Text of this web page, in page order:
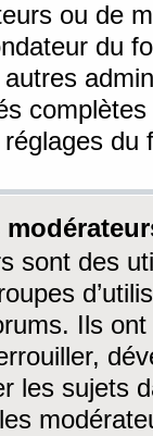
ou de
du
du
sont des
Ils ont
les sujets